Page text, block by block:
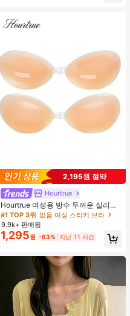
2,195원 절약
Hourtrue
Hourtrue 여성용 방수 두꺼운 실리콘
가슴 페탈, 작은 가슴 리프트업 & 푸시
인용, 웨딩 촬영 및 들러리용
#1 TOP 3위 없음 여성 스티키 브라
9.9k+ 판매됨
1,295원 -63% 지난 11 시간